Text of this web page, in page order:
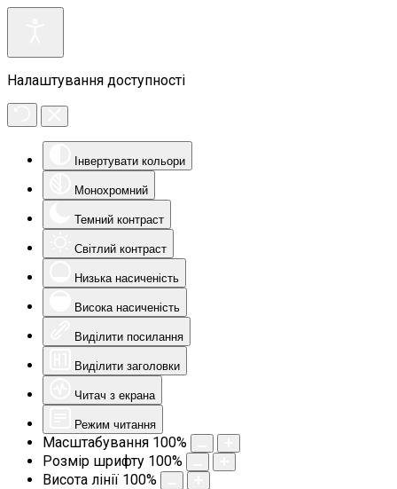
Налаштування доступності
Інвертувати кольори
Монохромний
Темний контраст
Світлий контраст
Низька насиченість
Висока насиченість
Виділити посилання
Виділити заголовки
Читач з екрана
Режим читання
Масштабування 100%
Розмір шрифту 100%
Висота лінії 100%